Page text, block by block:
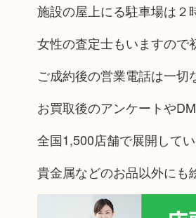
施設の屋上にる駐車場は２
女性の査定士もいますので
ご成約後の営業電話は一切
お買取後のアンケートや
全国1,500店舗で展開して
貴金属などのお品以外にも